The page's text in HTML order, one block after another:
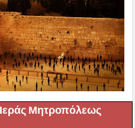
Μητροπόλεως